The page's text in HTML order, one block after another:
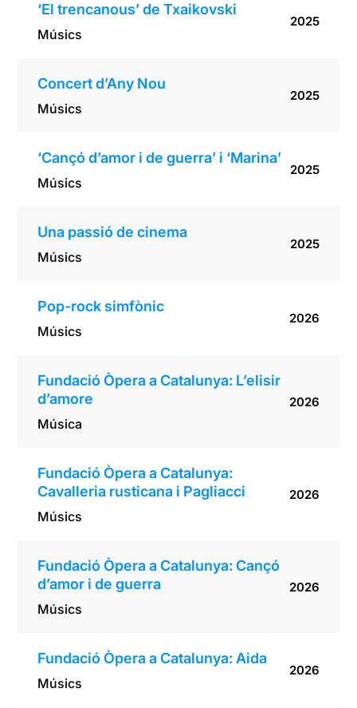
‘El trencanous’ de Txaikovski
Músics
2025
Concert d’Any Nou
Músics
2025
‘Cançó d’amor i de guerra’ i ‘Marina’
Músics
2025
Una passió de cinema
Músics
2025
Pop-rock simfònic
Músics
2026
Fundació Òpera a Catalunya: L’elisir
d’amore
Música
2026
Fundació Òpera a Catalunya:
Cavalleria rusticana i Pagliacci
Músics
2026
Fundació Òpera a Catalunya: Cançó
d’amor i de guerra
Músics
2026
Fundació Òpera a Catalunya: Aida
Músics
2026